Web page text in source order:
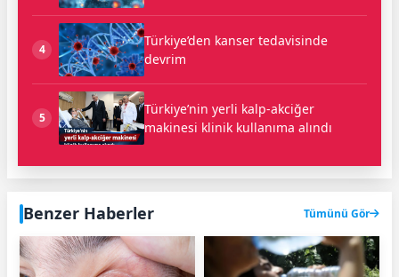
4
Türkiye’den kanser tedavisinde
devrim
5
Türkiye’nin yerli kalp-akciğer
makinesi klinik kullanıma alındı
Benzer Haberler Tümünü Gör